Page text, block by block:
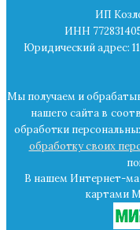
ИП
ИНН
Юридический адрес:
Мы получаем и
нашего сайта в
обработки
обработку своих
В нашем Интернет-
картами